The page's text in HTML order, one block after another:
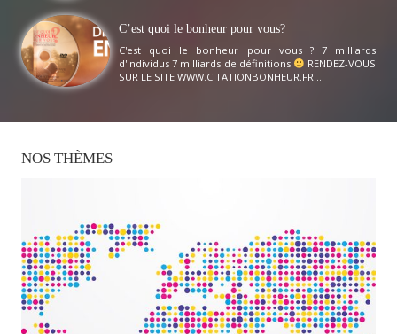
C’est quoi le bonheur pour vous?
C'est quoi le bonheur pour vous ? 7 milliards
d'individus 7 milliards de définitions
RENDEZ-VOUS
SUR LE SITE WWW.CITATIONBONHEUR.FR...
NOS THÈMES